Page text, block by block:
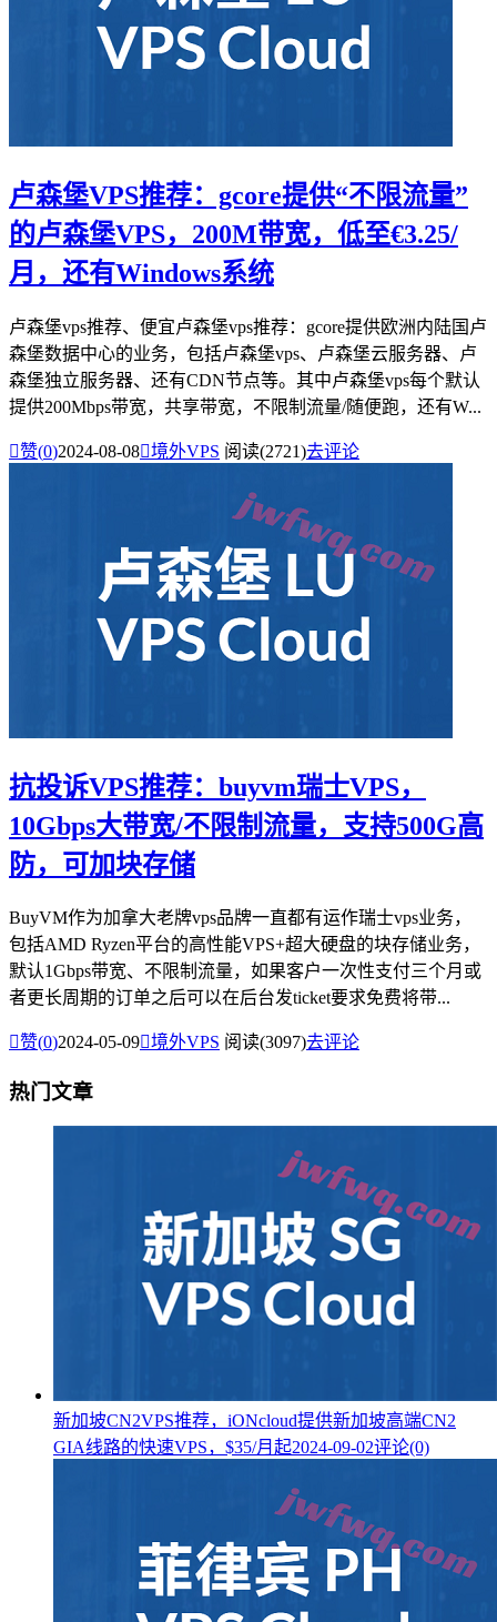
卢森堡VPS推荐：gcore提供“不限流量”
的卢森堡VPS，200M带宽，低至€3.25/
月，还有Windows系统
卢森堡vps推荐、便宜卢森堡vps推荐：gcore提供欧洲内陆国卢
森堡数据中心的业务，包括卢森堡vps、卢森堡云服务器、卢
森堡独立服务器、还有CDN节点等。其中卢森堡vps每个默认
提供200Mbps带宽，共享带宽，不限制流量/随便跑，还有W...
赞(0)2024-08-08境外VPS 阅读(2721)去评论
抗投诉VPS推荐：buyvm瑞士VPS，
10Gbps大带宽/不限制流量，支持500G高
防，可加块存储
BuyVM作为加拿大老牌vps品牌一直都有运作瑞士vps业务，
包括AMD Ryzen平台的高性能VPS+超大硬盘的块存储业务，
默认1Gbps带宽、不限制流量，如果客户一次性支付三个月或
者更长周期的订单之后可以在后台发ticket要求免费将带...
赞(0)2024-05-09境外VPS 阅读(3097)去评论
热门文章
新加坡CN2VPS推荐，iONcloud提供新加坡高端CN2
GIA线路的快速VPS，$35/月起2024-09-02评论(0)